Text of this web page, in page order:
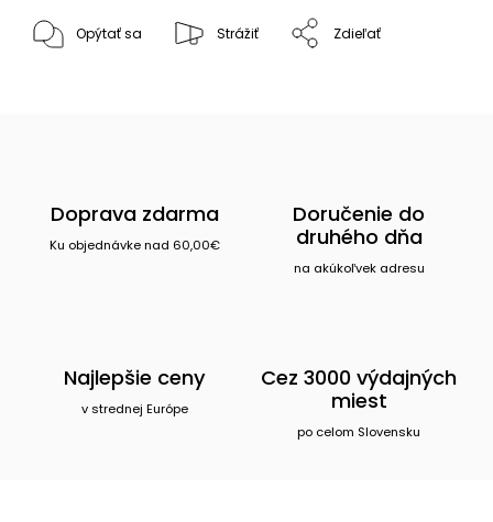
Opýtať sa Strážiť Zdieľať
Doprava zdarma
Ku objednávke nad 60,00€
Doručenie do
druhého dňa
na akúkoľvek adresu
Najlepšie ceny
v strednej Európe
Cez 3000 výdajných
miest
po celom Slovensku